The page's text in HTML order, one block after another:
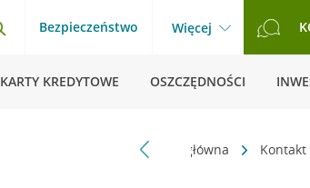
Bezpieczeństwo Więcej
KARTY KREDYTOWE OSZCZĘDNOŚCI
Strona główna